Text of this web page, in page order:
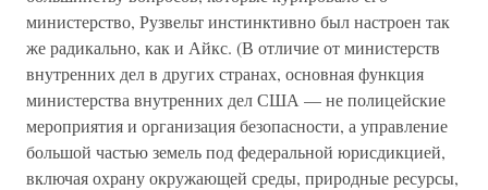
министерство, Рузвельт инстинктивно был настроен так
же радикально, как и Айкс. (В отличие от министерств
внутренних дел в других странах, основная функция
министерства внутренних дел США — не полицейские
мероприятия и организация безопасности, а управление
большой частью земель под федеральной юрисдикцией,
включая охрану окружающей среды, природные ресурсы,